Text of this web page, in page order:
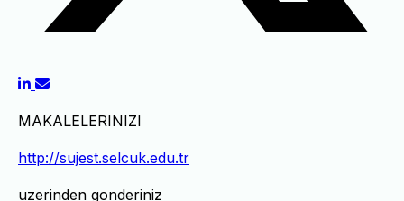
MAKALELERINIZI
http://sujest.selcuk.edu.tr
uzerinden gonderiniz